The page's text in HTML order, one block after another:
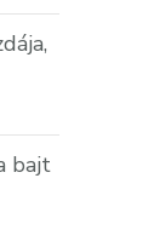
bajt